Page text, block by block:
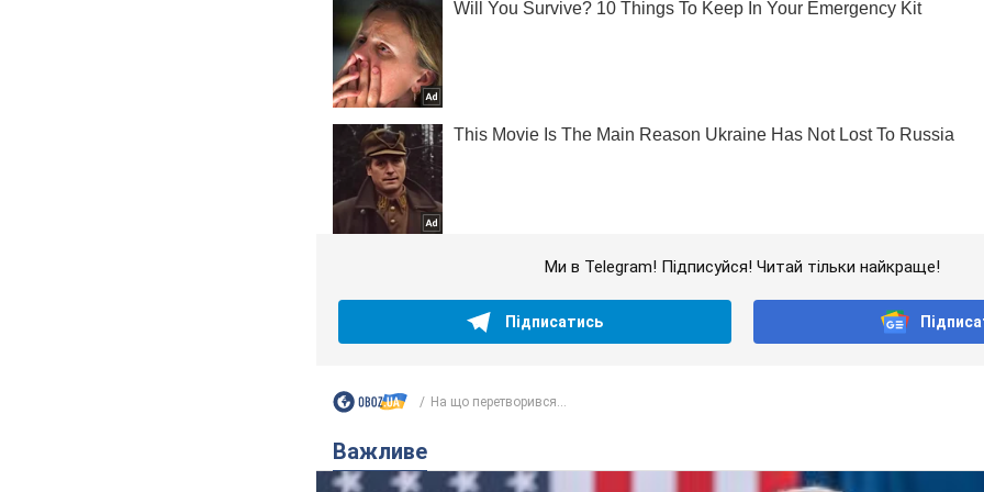
Ми в Telegram! Підписуйся! Читай тільки найкраще!
Підписатись
На що перетворився...
Важливе